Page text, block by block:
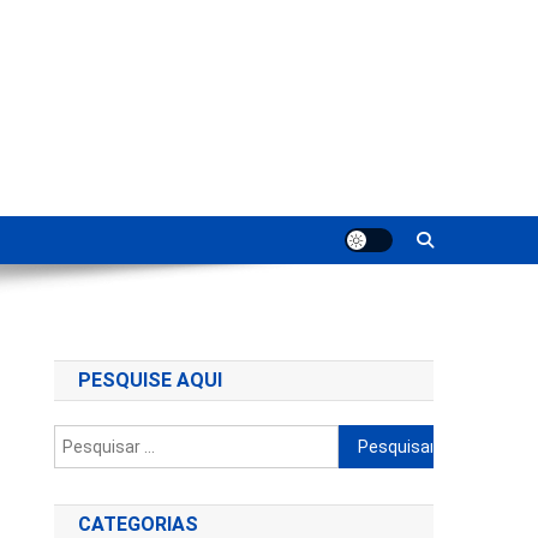
PESQUISE AQUI
Pesquisar
por:
CATEGORIAS